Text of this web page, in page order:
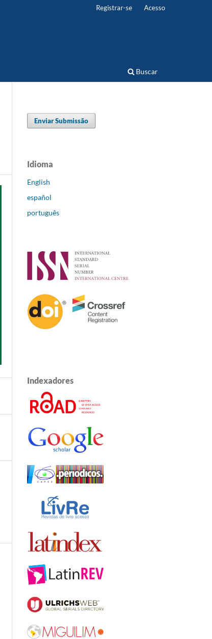
Buscar
Registrar-se Acesso
Enviar Submissão
Idioma
English
español
português
Indexadores